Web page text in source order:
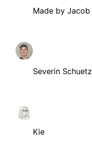
Made by Jacob
Severin Schuetz
Kie